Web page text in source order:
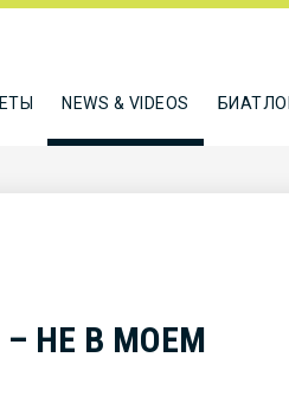
NEWS & VIDEOS
НЕ В МОЕМ